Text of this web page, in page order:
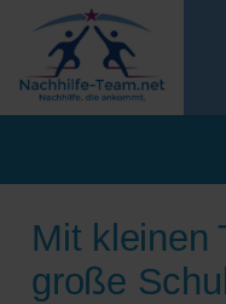
Mit kleinen
große